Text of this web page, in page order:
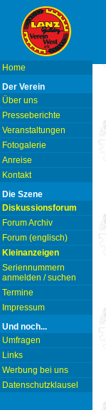
Home
Der Verein
Über uns
Presseberichte
Veranstaltungen
Fotogalerie
Anreise
Kontakt
Die Szene
Diskussionsforum
Forum Archiv
Forum (englisch)
Kleinanzeigen
Seriennummern
anmelden / suchen
Termine
Impressum
Und noch...
Umfragen
Links
Werbung bei uns
Datenschutzklausel